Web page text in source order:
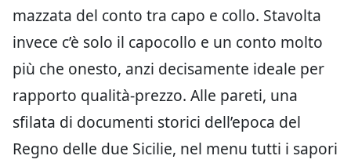
mazzata del conto tra capo e collo. Stavolta
invece c’è solo il capocollo e un conto molto
più che onesto, anzi decisamente ideale per
rapporto qualità-prezzo. Alle pareti, una
sfilata di documenti storici dell’epoca del
Regno delle due Sicilie, nel menu tutti i sapori